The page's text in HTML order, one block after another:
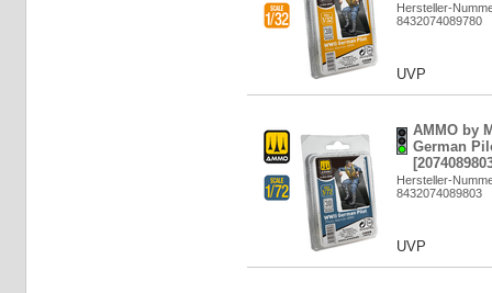
Hersteller-
8432074089780
UVP
AMMO by
German
Hersteller-
8432074089803
UVP